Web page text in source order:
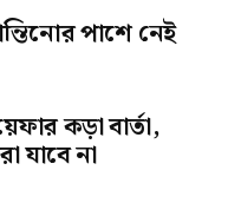
পাশে নেই
কড়া বার্তা,
যাবে না